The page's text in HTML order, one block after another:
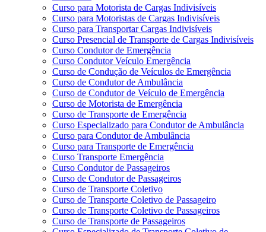
Curso para Motorista de Cargas Indivisíveis
Curso para Motoristas de Cargas Indivisíveis
Curso para Transportar Cargas Indivisíveis
Curso Presencial de Transporte de Cargas Indivisíveis
Curso Condutor de Emergência
Curso Condutor Veículo Emergência
Curso de Condução de Veículos de Emergência
Curso de Condutor de Ambulância
Curso de Condutor de Veículo de Emergência
Curso de Motorista de Emergência
Curso de Transporte de Emergência
Curso Especializado para Condutor de Ambulância
Curso para Condutor de Ambulância
Curso para Transporte de Emergência
Curso Transporte Emergência
Curso Condutor de Passageiros
Curso de Condutor de Passageiros
Curso de Transporte Coletivo
Curso de Transporte Coletivo de Passageiro
Curso de Transporte Coletivo de Passageiros
Curso de Transporte de Passageiros